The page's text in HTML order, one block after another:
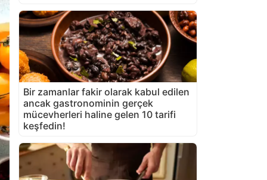
Bir zamanlar fakir olarak kabul edilen
ancak gastronominin gerçek
mücevherleri haline gelen 10 tarifi
keşfedin!